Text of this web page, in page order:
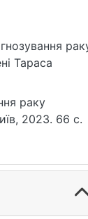
Тараса
раку
2023. 66 с.